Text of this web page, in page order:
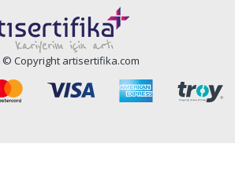
© Copyright artisertifika.com